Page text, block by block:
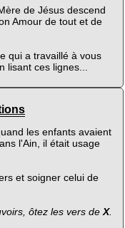
de Jésus descend
Amour de tout et de
qui a travaillé à vous
ces lignes...
les enfants avaient
l'Ain, il était usage
et soigner celui de
ôtez les vers deX.